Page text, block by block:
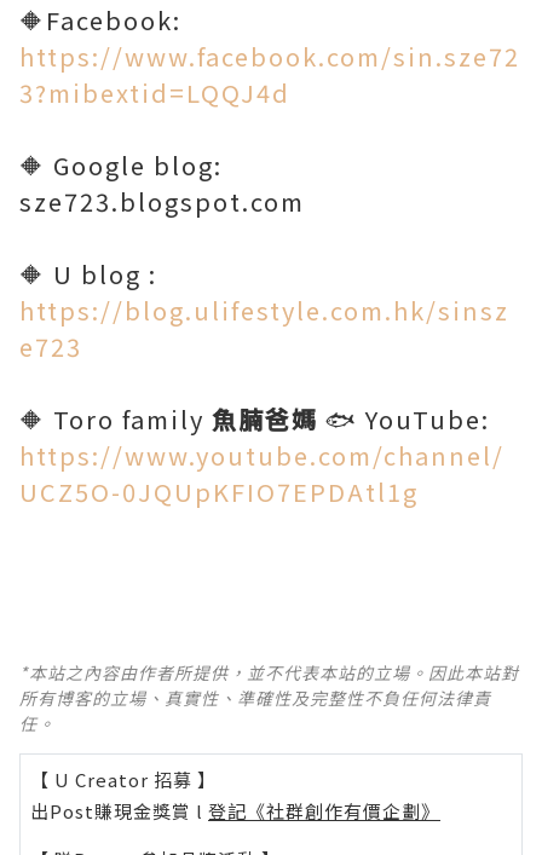
🔶Facebook:
https://www.facebook.com/sin.sze72
3?mibextid=LQQJ4d
🔶 Google blog:
sze723.blogspot.com
🔶 U blog :
https://blog.ulifestyle.com.hk/sinsz
e723
🔶 Toro family 魚腩爸媽 🐟 YouTube:
https://www.youtube.com/channel/
UCZ5O-0JQUpKFIO7EPDAtl1g
*本站之內容由作者所提供，並不代表本站的立場。因此本站對
所有博客的立場、真實性、準確性及完整性不負任何法律責
任。
【 U Creator 招募 】
出Post賺現金獎賞 l 登記《社群創作有價企劃》